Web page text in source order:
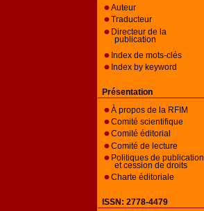
Auteur
Traducteur
Directeur de la
publication
Index de mots-clés
Index by keyword
Présentation
À propos de la RFIM
Comité scientifique
Comité éditorial
Comité de lecture
Politiques de publication
et cession de droits
Charte éditoriale
ISSN: 2778-4479